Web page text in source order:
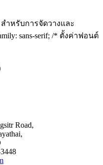
ำหรับการจัดวางและ
sans-serif; /* ตั้งค่าฟอนต์
Road,